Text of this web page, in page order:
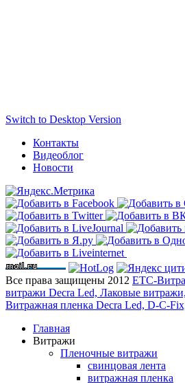
Switch to Desktop Version
Контакты
Видеоблог
Новости
Все права защищены 2012 ЕТС-
витражи Decra Led, Лаковые
Витражная пленка Decra Led, D-C-
Главная
Витражи
Пленочные витражи
свинцовая лента
витражная пленка